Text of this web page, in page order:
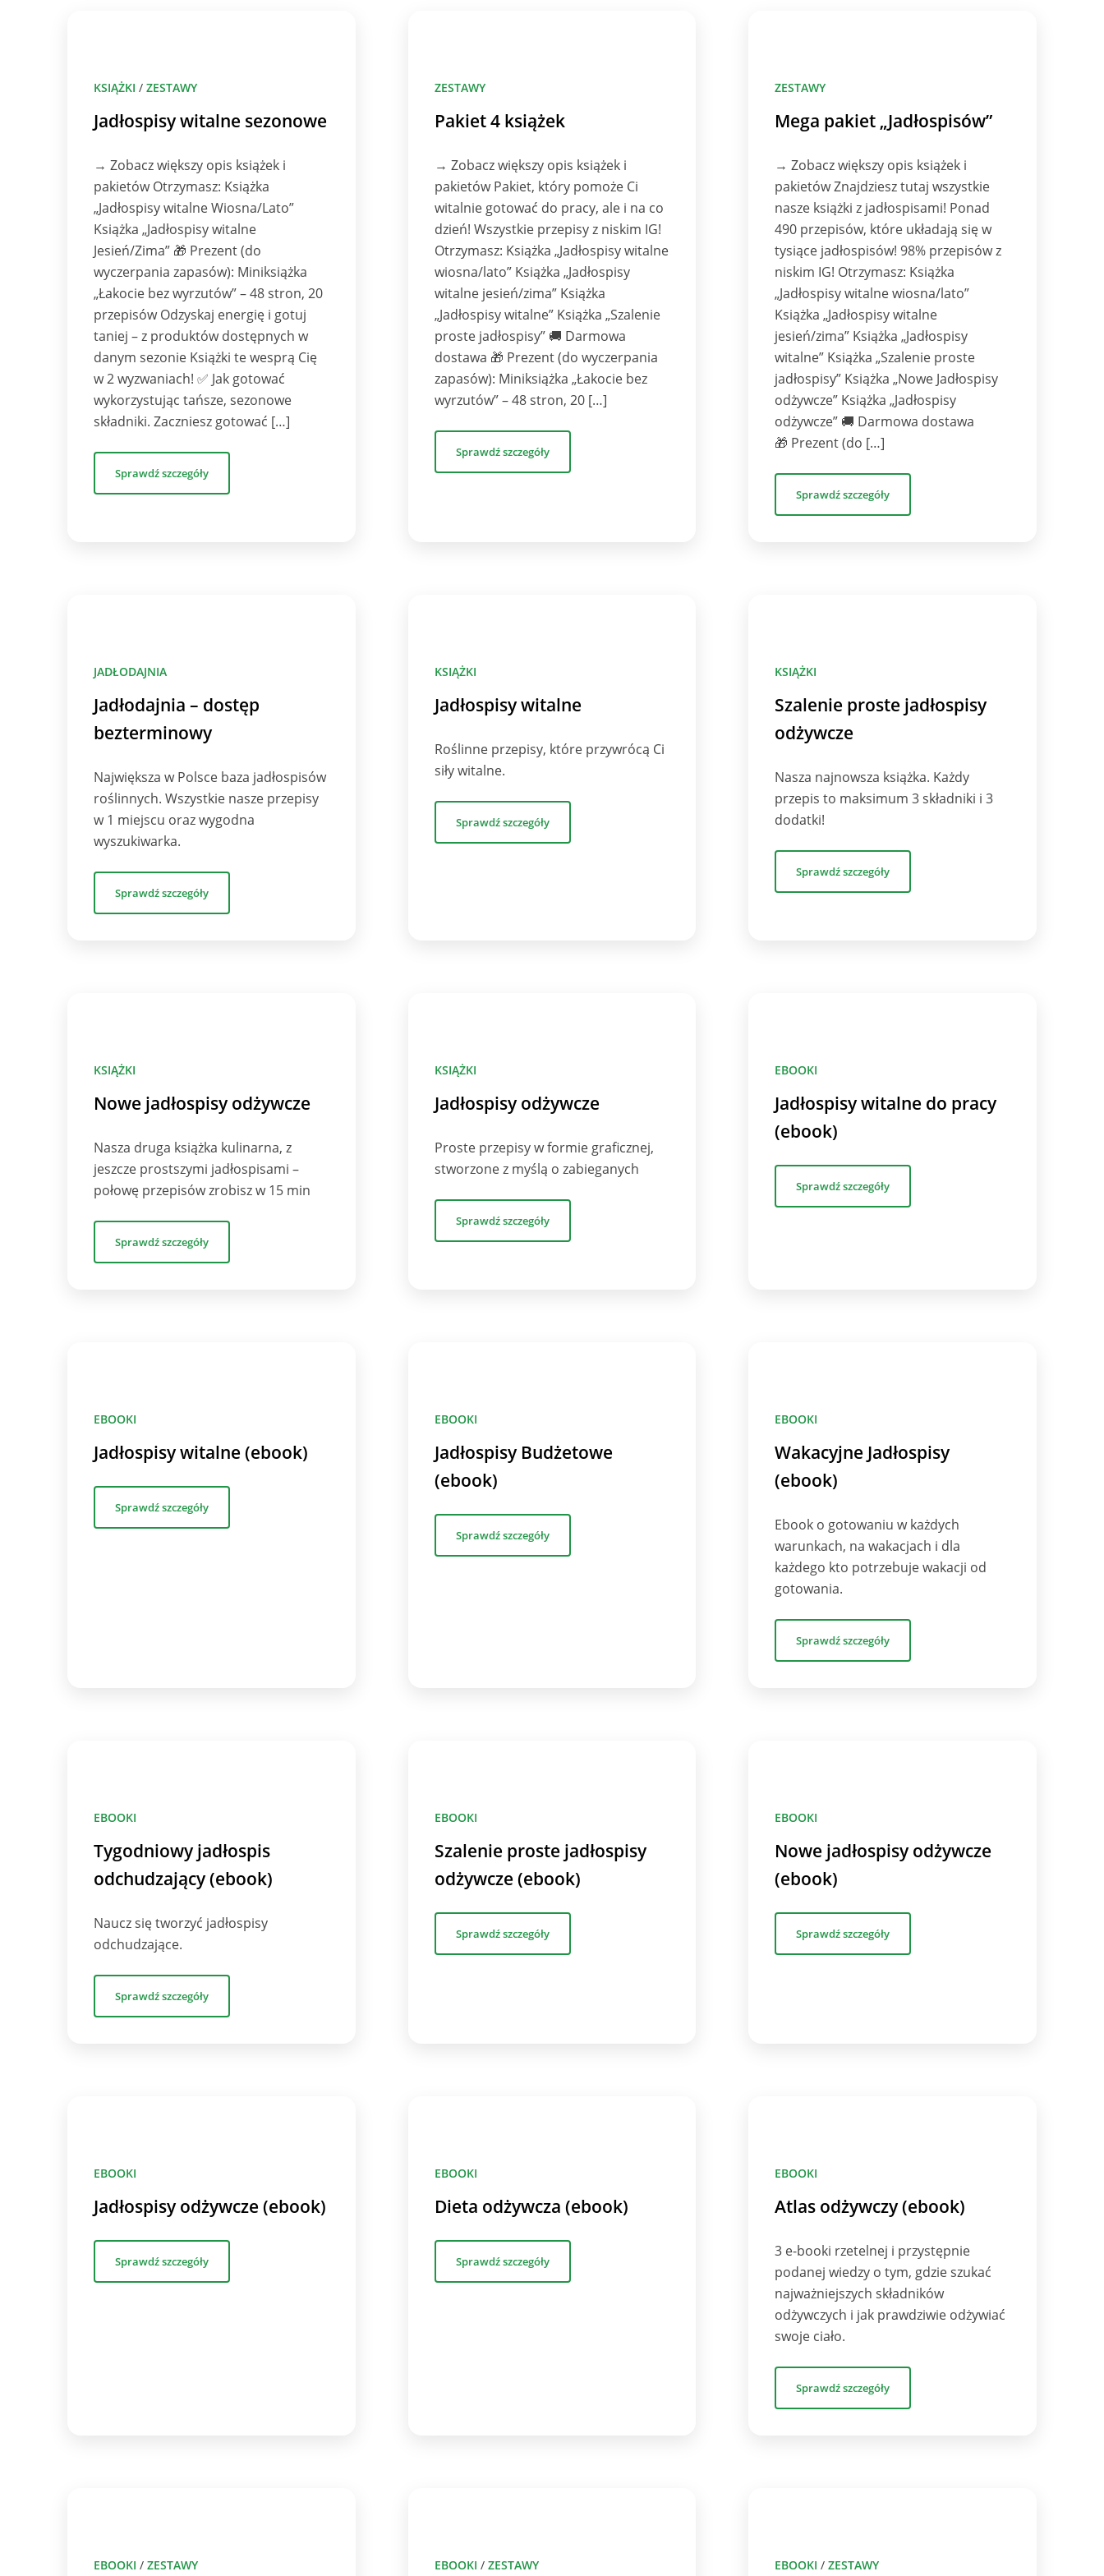
KSIĄŻKI / ZESTAWY
Jadłospisy witalne sezonowe
→ Zobacz większy opis książek i
pakietów Otrzymasz: Książka
„Jadłospisy witalne Wiosna/Lato”
Książka „Jadłospisy witalne
Jesień/Zima” 🎁 Prezent (do
wyczerpania zapasów): Miniksiążka
„Łakocie bez wyrzutów” – 48 stron, 20
przepisów Odzyskaj energię i gotuj
taniej – z produktów dostępnych w
danym sezonie Książki te wesprą Cię
w 2 wyzwaniach! ✅ Jak gotować
wykorzystując tańsze, sezonowe
składniki. Zaczniesz gotować […]
Sprawdź szczegóły
ZESTAWY
Pakiet 4 książek
→ Zobacz większy opis książek i
pakietów Pakiet, który pomoże Ci
witalnie gotować do pracy, ale i na co
dzień! Wszystkie przepisy z niskim IG!
Otrzymasz: Książka „Jadłospisy witalne
wiosna/lato” Książka „Jadłospisy
witalne jesień/zima” Książka
„Jadłospisy witalne” Książka „Szalenie
proste jadłospisy” 🚚 Darmowa
dostawa 🎁 Prezent (do wyczerpania
zapasów): Miniksiążka „Łakocie bez
wyrzutów” – 48 stron, 20 […]
Sprawdź szczegóły
ZESTAWY
Mega pakiet „Jadłospisów”
→ Zobacz większy opis książek i
pakietów Znajdziesz tutaj wszystkie
nasze książki z jadłospisami! Ponad
490 przepisów, które układają się w
tysiące jadłospisów! 98% przepisów z
niskim IG! Otrzymasz: Książka
„Jadłospisy witalne wiosna/lato”
Książka „Jadłospisy witalne
jesień/zima” Książka „Jadłospisy
witalne” Książka „Szalenie proste
jadłospisy” Książka „Nowe Jadłospisy
odżywcze” Książka „Jadłospisy
odżywcze” 🚚 Darmowa dostawa
🎁 Prezent (do […]
Sprawdź szczegóły
JADŁODAJNIA
Jadłodajnia – dostęp
bezterminowy
Największa w Polsce baza jadłospisów
roślinnych. Wszystkie nasze przepisy
w 1 miejscu oraz wygodna
wyszukiwarka.
Sprawdź szczegóły
KSIĄŻKI
Jadłospisy witalne
Roślinne przepisy, które przywrócą Ci
siły witalne.
Sprawdź szczegóły
KSIĄŻKI
Szalenie proste jadłospisy
odżywcze
Nasza najnowsza książka. Każdy
przepis to maksimum 3 składniki i 3
dodatki!
Sprawdź szczegóły
KSIĄŻKI
Nowe jadłospisy odżywcze
Nasza druga książka kulinarna, z
jeszcze prostszymi jadłospisami –
połowę przepisów zrobisz w 15 min
Sprawdź szczegóły
KSIĄŻKI
Jadłospisy odżywcze
Proste przepisy w formie graficznej,
stworzone z myślą o zabieganych
Sprawdź szczegóły
EBOOKI
Jadłospisy witalne do pracy
(ebook)
Sprawdź szczegóły
EBOOKI
Jadłospisy witalne (ebook)
Sprawdź szczegóły
EBOOKI
Jadłospisy Budżetowe
(ebook)
Sprawdź szczegóły
EBOOKI
Wakacyjne Jadłospisy
(ebook)
Ebook o gotowaniu w każdych
warunkach, na wakacjach i dla
każdego kto potrzebuje wakacji od
gotowania.
Sprawdź szczegóły
EBOOKI
Tygodniowy jadłospis
odchudzający (ebook)
Naucz się tworzyć jadłospisy
odchudzające.
Sprawdź szczegóły
EBOOKI
Szalenie proste jadłospisy
odżywcze (ebook)
Sprawdź szczegóły
EBOOKI
Nowe jadłospisy odżywcze
(ebook)
Sprawdź szczegóły
EBOOKI
Jadłospisy odżywcze (ebook)
Sprawdź szczegóły
EBOOKI
Dieta odżywcza (ebook)
Sprawdź szczegóły
EBOOKI
Atlas odżywczy (ebook)
3 e-booki rzetelnej i przystępnie
podanej wiedzy o tym, gdzie szukać
najważniejszych składników
odżywczych i jak prawdziwie odżywiać
swoje ciało.
Sprawdź szczegóły
EBOOKI / ZESTAWY EBOOKI / ZESTAWY EBOOKI /ZESTAWY